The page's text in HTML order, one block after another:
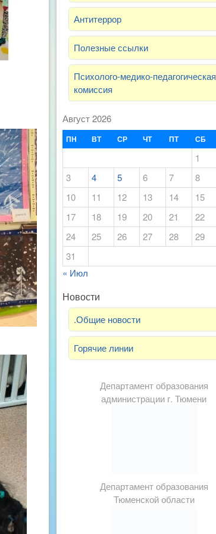
Антитеррор
Полезные ссылки
Психолого-медико-педагогическая
комиссия
Август 2026
ПН ВТ СР ЧТ ПТ СБ
1
3
4 5 6 7 8
10
11 12 13 14 15
17
18 19 20 21 22
24
25 26 27 28 29
31
« Июл
Новости
.Общие новости
Горячие линии
Департамент образования
администрации г. Тюмени
Департамент образования
Тюменской области